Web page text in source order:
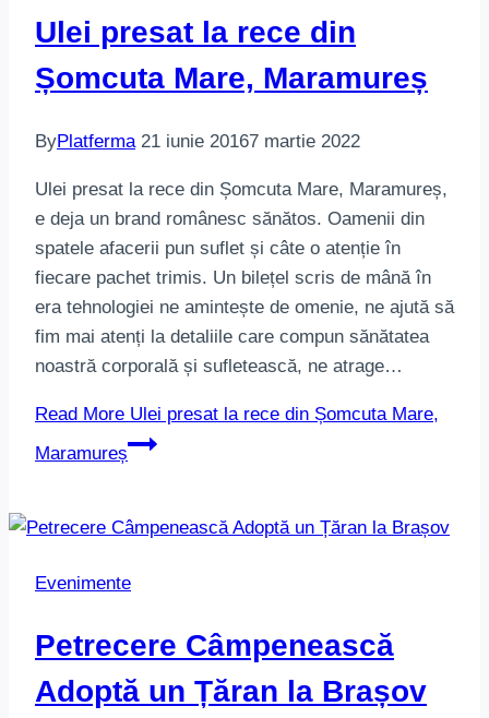
Ulei presat la rece din
Șomcuta Mare, Maramureș
ByPlatferma 21 iunie 20167 martie 2022
Ulei presat la rece din Șomcuta Mare, Maramureș,
e deja un brand românesc sănătos. Oamenii din
spatele afacerii pun suflet și câte o atenție în
fiecare pachet trimis. Un bilețel scris de mână în
era tehnologiei ne amintește de omenie, ne ajută să
fim mai atenți la detaliile care compun sănătatea
noastră corporală și sufletească, ne atrage…
Read More Ulei presat la rece din Șomcuta Mare,
Maramureș
Evenimente
Petrecere Câmpenească
Adoptă un Țăran la Brașov